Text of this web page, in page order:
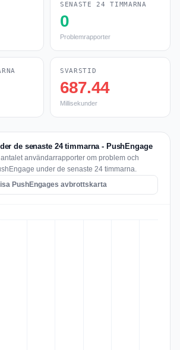
SENASTE 24 TIMMARNA
0
Problemrapporter
SVARSTID
687.44
Millisekunder
de senaste 24 timmarna - PushEngage
användarrapporter om problem och
under de senaste 24 timmarna.
PushEngages avbrottskarta